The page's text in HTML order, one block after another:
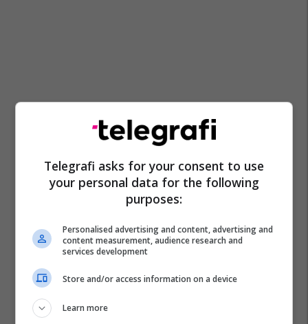
Telegrafi asks for your consent to use
your personal data for the following
purposes:
Personalised advertising and content, advertising and
content measurement, audience research and
services development
Store and/or access information on a device
Learn more